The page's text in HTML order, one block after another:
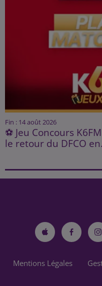
Fin : 14 août 2026
⚽ Jeu Concours
le retour du DFCO
Mentions Légales